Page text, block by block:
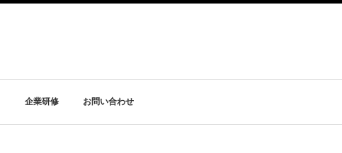
企業研修 お問い合わせ